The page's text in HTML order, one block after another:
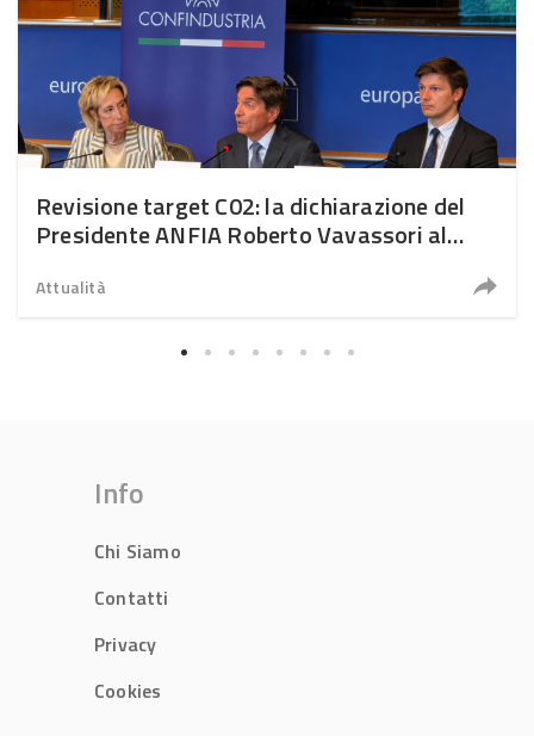
Revisione target C02: la dichiarazione del
Presidente ANFIA Roberto Vavassori al
Attualità
Info
Chi Siamo
Contatti
Privacy
Cookies